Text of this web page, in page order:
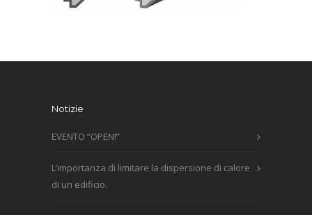
Notizie
EVENTO “OPEN!”
L’importanza di limitare la dispersione di calore
di un edificio.